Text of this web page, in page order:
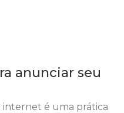
anunciar seu
internet é uma prática